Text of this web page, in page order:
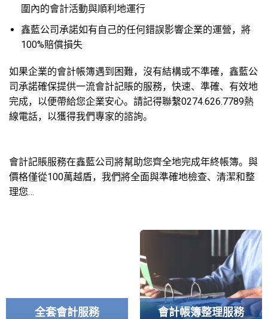
圍內的會計活動與順利地運行
鑫藍公司承諾如有自己的任何錯誤影響企業的運營，將
100%賠償損失
如果企業的會計帳簿遇到困難，沒有結構或不準確，鑫藍公
司承諾確保提供一流會計記賬的服務，快速、準確、有效地
完成，以便帶給您企業安心。請記得聯繫0274.626.7789熱
線電話，以獲得我們專家的諮詢。
會計記賬服務在鑫藍公司將幫助您齊全地完成年終帳簿。與
價格僅從100萬越盾，我們將全面與準確地檢查、清潔和整
理您…
全套會計服務 會計帳簿整理服務